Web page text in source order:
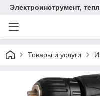
Электроинструмент,
Товары и услуги